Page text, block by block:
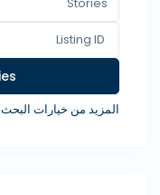
المزيد من خيارات البحث